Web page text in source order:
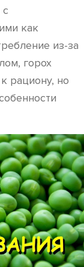
как
из-за
горох
рациону, но